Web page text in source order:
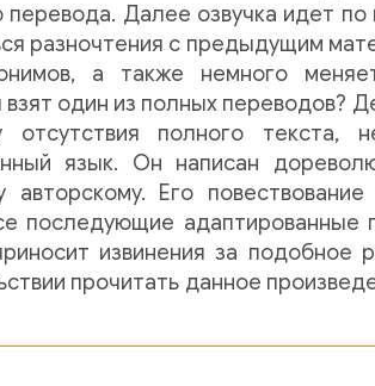
перевода. Далее озвучка идет по
разночтения с предыдущим
а также немного
один из полных переводов?
отсутствия полного текста,
язык. Он написан
Его повествование
последующие адаптированные
извинения за подобное
прочитать данное